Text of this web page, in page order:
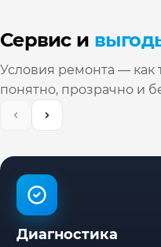
Сервис и
Условия ремонта —
понятно, прозрачно и
Диагностика